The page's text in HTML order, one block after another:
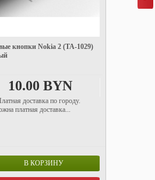
кнопки Nokia 2 (TA-1029)
10.00 BYN
доставка по городу.
платная доставка...
В КОРЗИНУ